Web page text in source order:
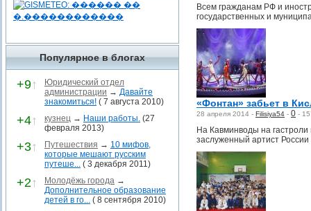
Популярное в блогах
+9↑
Юридический отдел
администрации → Давайте
знакомиться! ( 7 августа 2010)
+4↑ кузнец → Наши работы. (27
февраля 2013)
+3↑ Путешествия → 10 мифов,
которые мешают русским
путеше... ( 3 декабря 2011)
+2↑ Молодёжь города →
Дополнительное образование
детей в го... ( 8 сентября 2010)
Всем гражданам РФ и
государственных и
«Фонтан» забьет в
28 апреля 2014 - Filisiya54 - 0 -
На Кавминводы на
заслуженный артист